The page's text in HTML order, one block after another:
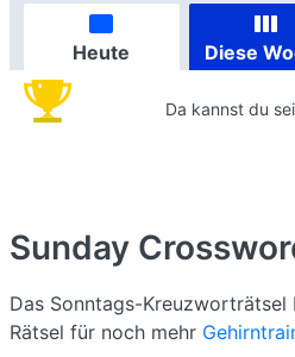
Heute Diese
Da kannst du
Sunday
Das Sonntags-
Rätsel für noch mehr